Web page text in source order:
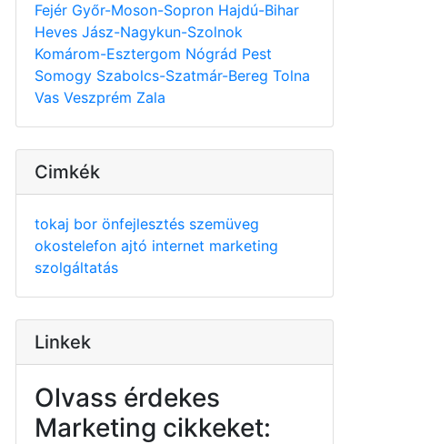
Fejér Győr-Moson-Sopron Hajdú-Bihar
Heves Jász-Nagykun-Szolnok
Komárom-Esztergom Nógrád Pest
Somogy Szabolcs-Szatmár-Bereg Tolna
Vas Veszprém Zala
Cimkék
tokaj bor önfejlesztés szemüveg
okostelefon ajtó internet marketing
szolgáltatás
Linkek
Olvass érdekes
Marketing cikkeket: